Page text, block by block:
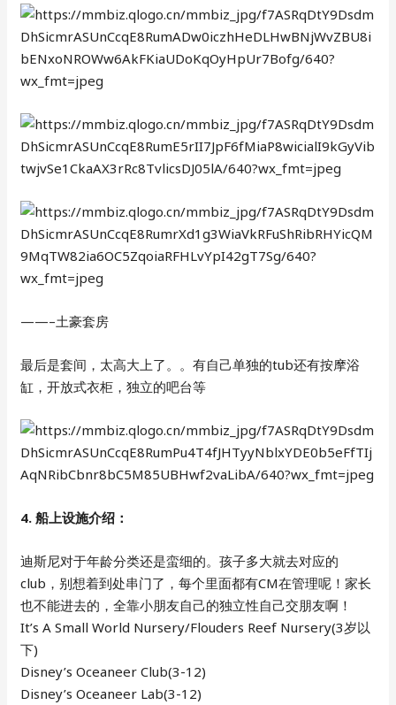
——–土豪套房
最后是套间，太高大上了。。有自己单独的tub还有按摩浴
缸，开放式衣柜，独立的吧台等
4. 船上设施介绍：
迪斯尼对于年龄分类还是蛮细的。孩子多大就去对应的
club，别想着到处串门了，每个里面都有CM在管理呢！家长
也不能进去的，全靠小朋友自己的独立性自己交朋友啊！
It’s A Small World Nursery/Flouders Reef Nursery(3岁以
下)
Disney’s Oceaneer Club(3-12)
Disney’s Oceaneer Lab(3-12)